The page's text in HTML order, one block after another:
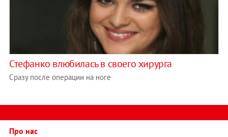
Стефанко влюбилась в своего хирурга
Сразу после операции на ноге
Про нас